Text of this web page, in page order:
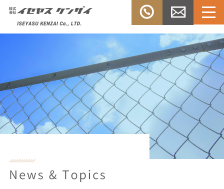
株式会社イセヤスケンザ
0532-33-
3303
わせ